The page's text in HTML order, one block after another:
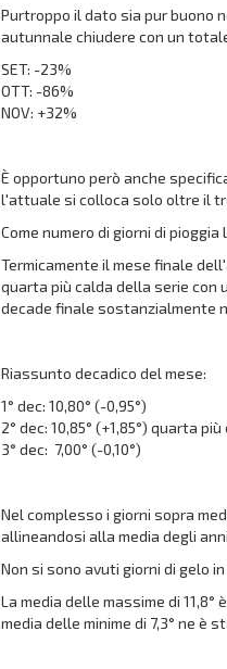
Purtroppo il dato sia pur buono
autunnale chiudere con un
SET: -23%
OTT: -86%
NOV: +32%
È opportuno però anche
l'attuale si colloca solo oltre il
Come numero di giorni di
Termicamente il mese finale
quarta più calda della serie con
decade finale sostanzialmente
Riassunto decadico del mese:
1° dec: 10,80° (-0,95°)
2° dec: 10,85° (+1,85°) quarta più
3° dec: 7,00° (-0,10°)
Nel complesso i giorni sopra
allineandosi alla media degli
Non si sono avuti giorni di gelo
La media delle massime di
media delle minime di 7,3° ne è